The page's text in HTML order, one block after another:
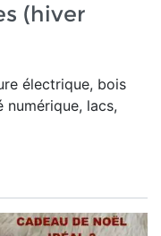
(hiver
électrique, bois
lacs,